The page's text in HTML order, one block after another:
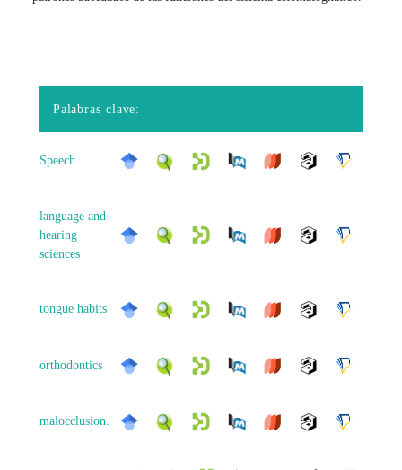
Palabras clave:
Speech
language and
hearing
sciences
tongue habits
orthodontics
malocclusion.